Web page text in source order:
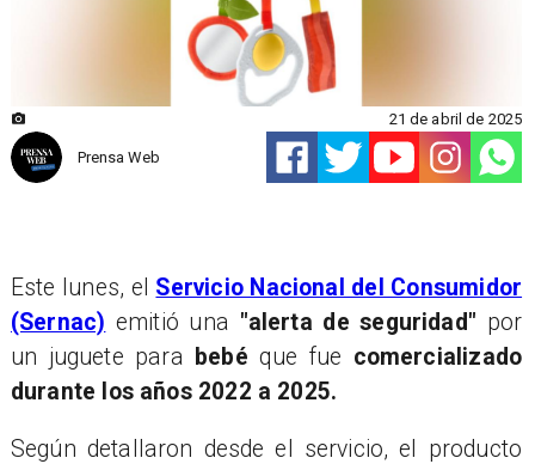
Prensa Web
21 de abril de 2025
Este lunes, el Servicio Nacional del Consumidor
(Sernac) emitió una "alerta de seguridad" por
un juguete para
bebé que fue comercializado
durante los años 2022 a 2025.
Según detallaron desde el servicio, el producto